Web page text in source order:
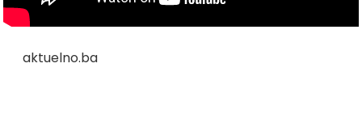
aktuelno.ba